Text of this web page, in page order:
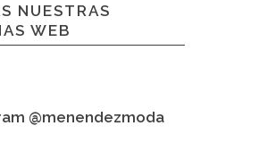
NUESTRAS
WEB
@menendezmoda